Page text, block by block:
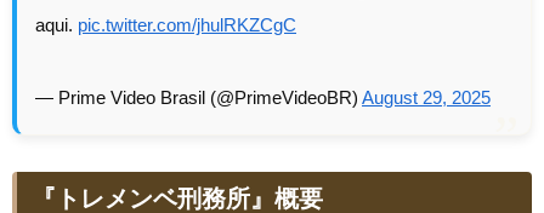
aqui. pic.twitter.com/jhulRKZCgC
— Prime Video Brasil (@PrimeVideoBR) August 29, 2025
『トレメンベ刑務所』概要